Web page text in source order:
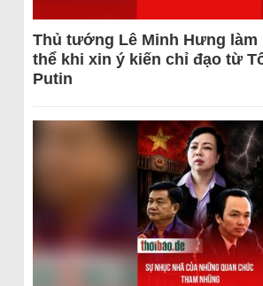
Thủ tướng Lê Minh Hưng làm
thể khi xin ý kiến chỉ đạo từ
Putin